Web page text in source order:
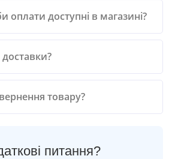
оплати доступні в магазині?
товару?
питання?